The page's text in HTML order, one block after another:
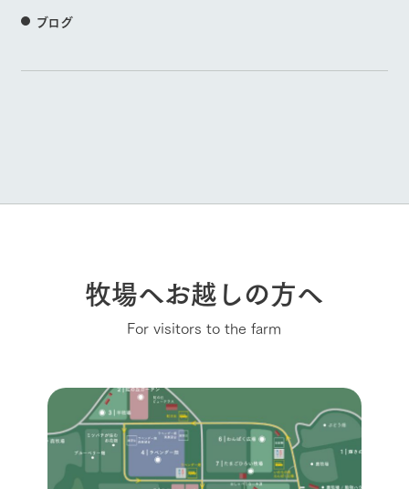
ブログ
牧場へお越しの方へ
For visitors to the farm